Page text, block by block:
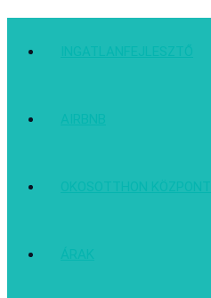
INGATLANFEJLESZTŐ
AIRBNB
OKOSOTTHON KÖZPONT
ÁRAK